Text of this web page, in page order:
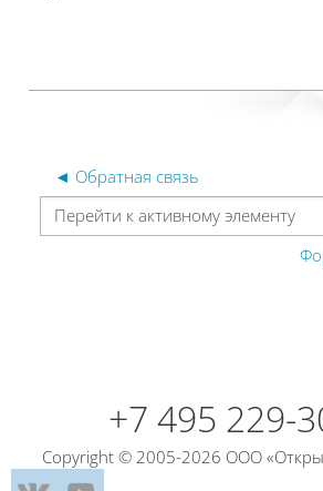
◄ Обратная связь
Перейти к активному элементу
+7 495 229-
Copyright © 2005-2026 ООО